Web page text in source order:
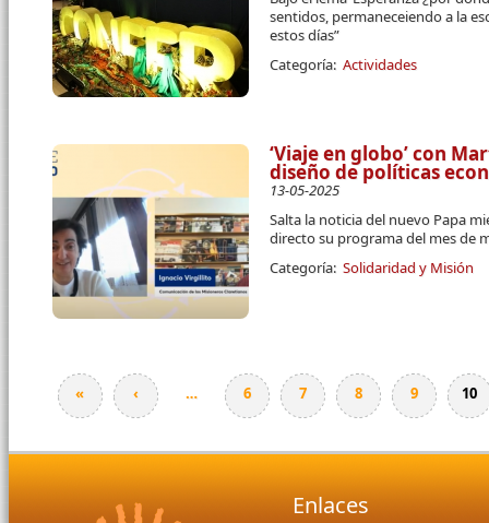
sentidos, permaneceiendo a la
estos días”
Categoría: Actividades
‘Viaje en globo’ con
diseño de políticas
13-05-2025
Salta la noticia del nuevo Papa
directo su programa del mes de
Categoría: Solidaridad y Misión
Páginas
« ‹ … 6 7 8 9 10
Enlaces